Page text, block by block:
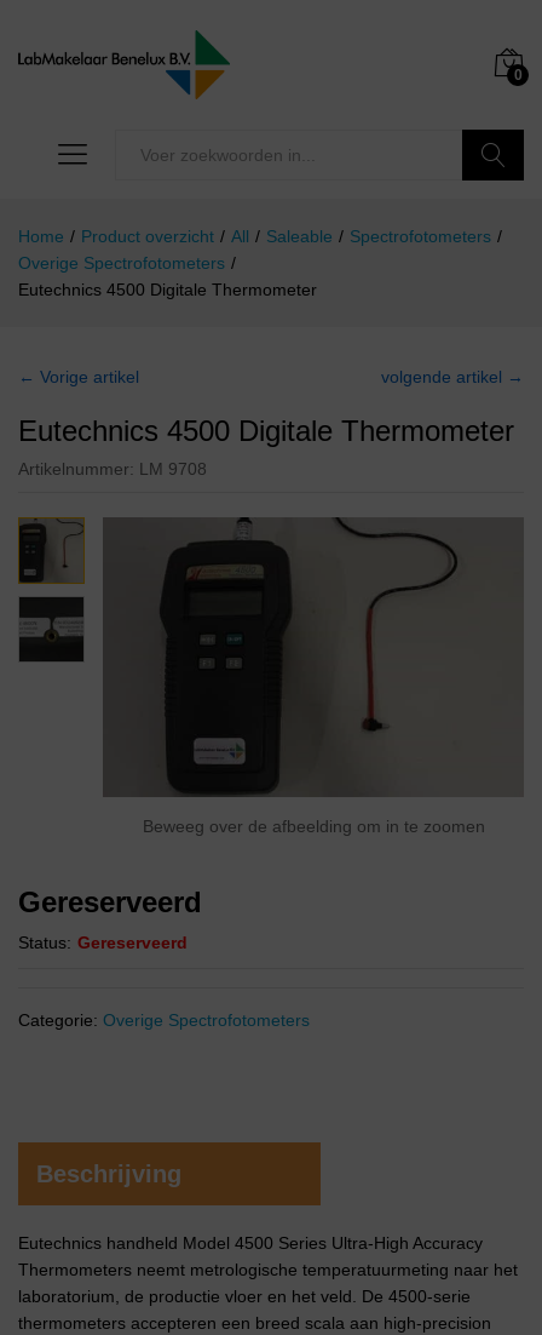
0
Home / Product overzicht / All / Saleable / Spectrofotometers /
Overige Spectrofotometers /
Eutechnics 4500 Digitale Thermometer
← Vorige artikel volgende artikel →
Eutechnics 4500 Digitale Thermometer
Artikelnummer: LM 9708
Beweeg over de afbeelding om in te zoomen
Gereserveerd
Status: Gereserveerd
Categorie: Overige Spectrofotometers
Beschrijving
Eutechnics handheld Model 4500 Series Ultra-High Accuracy
Thermometers neemt metrologische temperatuurmeting naar het
laboratorium, de productie vloer en het veld. De 4500-serie
thermometers accepteren een breed scala aan high-precision